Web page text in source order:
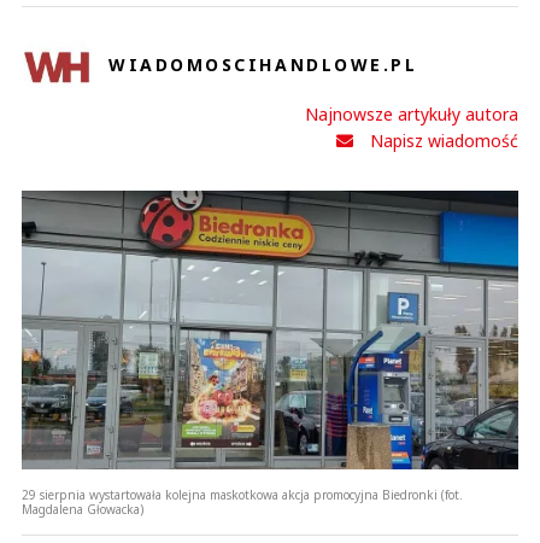
WIADOMOSCIHANDLOWE.PL
Najnowsze artykuły autora
Napisz wiadomość
29 sierpnia wystartowała kolejna maskotkowa akcja promocyjna Biedronki (fot.
Magdalena Głowacka)